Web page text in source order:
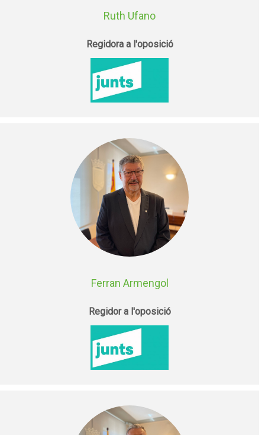
Ruth Ufano
Regidora a l'oposició
Ferran Armengol
Regidor a l'oposició